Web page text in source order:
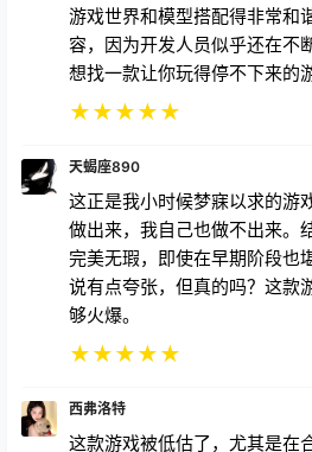
游戏世界和模型搭配得非常和
容，因为开发人员似乎还在不
想找一款让你玩得停不下来的
★★★★★
天蝎座890
这正是我小时候梦寐以求的游
做出来，我自己也做不出来。
完美无瑕，即使在早期阶段也
说有点夸张，但真的吗？这款
够火爆。
★★★★★
西弗洛特
这款游戏被低估了，尤其是在